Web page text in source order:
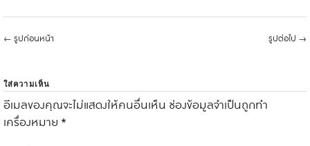
← รูปก่อนหน้า รูปต่อไป →
ใส่ความเห็น
อีเมลของคุณจะไม่แสดงให้คนอื่นเห็น ช่องข้อมูลจำเป็นถูกทำ
เครื่องหมาย *